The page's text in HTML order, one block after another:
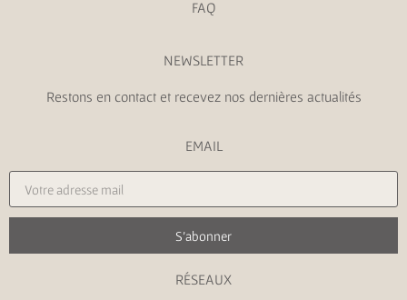
FAQ
NEWSLETTER
Restons en contact et recevez nos dernières actualités
EMAIL
S'abonner
RÉSEAUX